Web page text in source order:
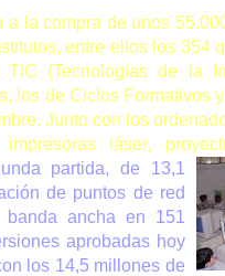
la compra de unos
entre ellos los 354
(Tecnologías de la
los de Ciclos Formativos
Junto con los
láser,
partida, de 13,1
de puntos de red
ancha en 151
aprobadas hoy
los 14,5 millones de